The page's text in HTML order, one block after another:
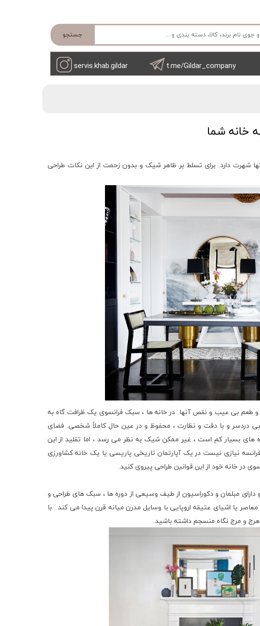
جستجو
t.me/Gildar_company
servis.khab.gildar
شهرت دارد. برای تسلط بر ظاهر شیک و بدون زحمت از این نکات طراحی
و طعم بی عیب و نقص آنها. در خانه ها ، سبک فرانسوی یک ظرافت گاه به
دردسر و با دقت و نظارت ، محفوظ و در عین حال کاملاً شخصی. فضای
های بسیار کم است ، غیر ممکن شیک به نظر می رسد ، اما تقلید از این
نیازی نیست در یک آپارتمان تاریخی پاریسی یا یک خانه کشاورزی
مبلمان و دکوراسیون از طیف وسیعی از دوره ها ، سبک های طراحی و
یا اشیای عتیقه اروپایی با وسایل مدرن میانه قرن پیدا می کند . با
و مرج نگاه منسجم داشته باشید.